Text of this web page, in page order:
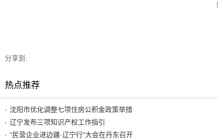
分享到:
热点推荐
沈阳市优化调整七项住房公积金政策举措
辽宁发布三项知识产权工作指引
“民营企业进边疆·辽宁行”大会在丹东召开